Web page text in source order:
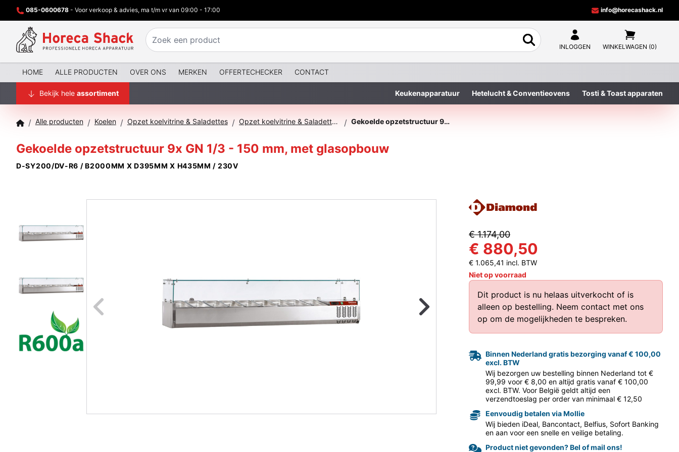
085-0600678 - Voor verkoop & advies, ma t/m vr van 09:00 - 17:00 info@horecashack.nl
INLOGGEN WINKELWAGEN (0)
HOME ALLE PRODUCTEN OVER ONS MERKEN OFFERTECHECKER CONTACT
Bekijk hele assortiment Keukenapparatuur Hetelucht & Conventieovens Tosti & Toast apparaten
/ Alle producten / Koelen / Opzet koelvitrine & Saladettes / Opzet koelvitrine & Saladettes met glazen top / Gekoelde opzetstructuur 9x GN 1/3 - 150 mm, met glasopbouw
Gekoelde opzetstructuur 9x GN 1/3 - 150 mm, met glasopbouw
D-SY200/DV-R6 / B2000MM X D395MM X H435MM / 230V
Naar vorige foto Naar volgende
€ 1.174,00
€ 880,50
€ 1.065,41 incl. BTW
Niet op voorraad
Dit product is nu helaas uitverkocht of is
alleen op bestelling. Neem contact met ons
op om de mogelijkheden te bespreken.
Binnen Nederland gratis bezorging vanaf € 100,00
excl. BTW
Wij bezorgen uw bestelling binnen Nederland tot €
99,99 voor € 8,00 en altijd gratis vanaf € 100,00
excl. BTW. Voor België geldt altijd een
verzendtoeslag per order van minimaal € 12,50
Eenvoudig betalen via Mollie
Wij bieden iDeal, Bancontact, Belfius, Sofort Banking
en aan voor een snelle en veilige betaling.
Product niet gevonden? Bel of mail ons!